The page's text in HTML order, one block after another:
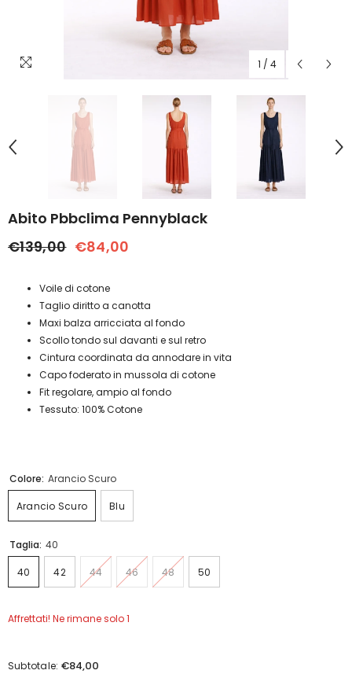
1 / 4
Abito Pbbclima Pennyblack
€139,00 €84,00
Voile di cotone
Taglio diritto a canotta
Maxi balza arricciata al fondo
Scollo tondo sul davanti e sul retro
Cintura coordinata da annodare in vita
Capo foderato in mussola di cotone
Fit regolare, ampio al fondo
Tessuto: 100% Cotone
Colore: Arancio Scuro
Arancio Scuro Blu
Taglia: 40
40 42 44 46 48 50
Affrettati! Ne rimane solo 1
Subtotale: €84,00